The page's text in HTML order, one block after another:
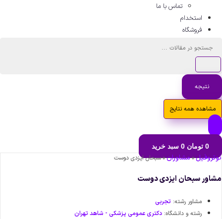
تماس با ما
استخدام
فروشگاه
نتیجه
مشاهده همه نتایج
تومان 0 سبد خرید
»مشاوران»سبحان ایزدی دوست
سبحان ایزدی دوست
مشاور رشته:تجربی
رشته و دانشگاه:دکتری عمومی پزشکی - شاهد تهران